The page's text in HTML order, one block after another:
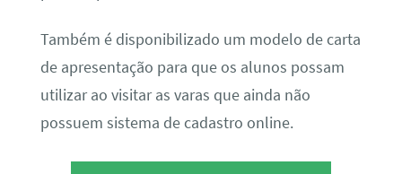
Também é disponibilizado um modelo de carta
de apresentação para que os alunos possam
utilizar ao visitar as varas que ainda não
possuem sistema de cadastro online.